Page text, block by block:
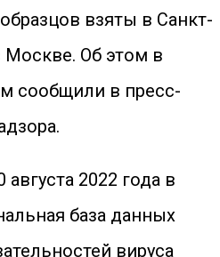
взяты в Санкт-
Москве. Об этом в
сообщили в пресс-
2022 года в
база данных
вируса